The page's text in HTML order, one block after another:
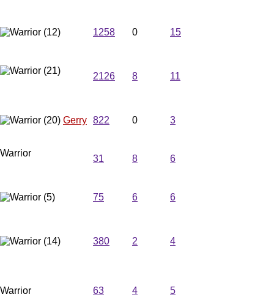
1258 0 15
2126 8 11
Gerry 822 0 3
Warrior
31 8 6
75 6 6
380 2 4
Warrior 63 4 5